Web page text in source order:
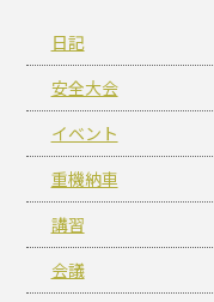
日記
安全大会
イベント
重機納車
講習
会議